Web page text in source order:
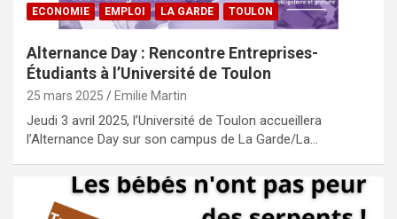
ECONOMIE EMPLOI LA GARDE TOULON
Alternance Day : Rencontre Entreprises-
Étudiants à l’Université de Toulon
25 mars 2025 Emilie Martin
Jeudi 3 avril 2025, l’Université de Toulon accueillera
l’Alternance Day sur son campus de La Garde/La…